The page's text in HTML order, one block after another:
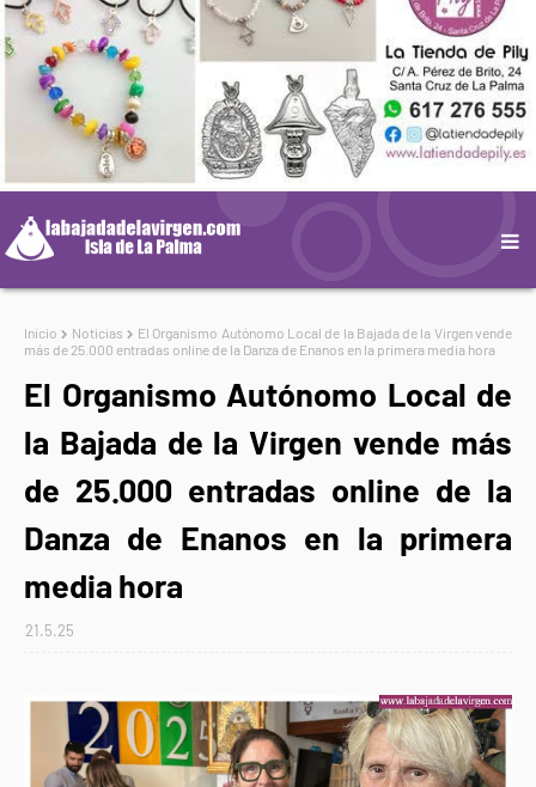
Inicio Noticias
El Organismo Autónomo Local de la Bajada de la Virgen vende
más de 25.000 entradas online de la Danza de Enanos en la primera media hora
El Organismo Autónomo Local de
la Bajada de la Virgen vende más
de 25.000 entradas online de la
Danza de Enanos en la primera
media hora
21.5.25